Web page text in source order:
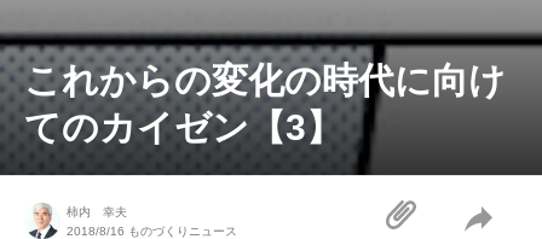
これからの変化の時代に向け
てのカイゼン【3】
柿内 幸夫
2018/8/16 ものづくりニュース